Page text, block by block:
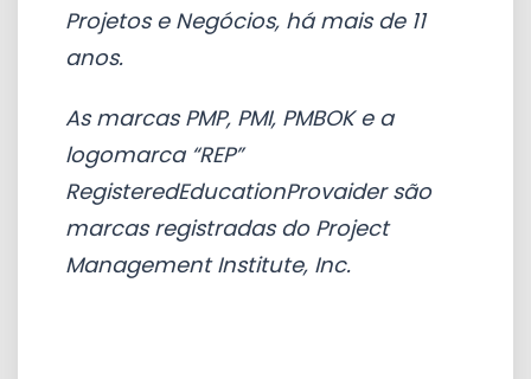
Projetos e Negócios, há mais de 11
anos.
As marcas PMP, PMI, PMBOK e a
logomarca “REP”
RegisteredEducationProvaider são
marcas registradas do Project
Management Institute, Inc.